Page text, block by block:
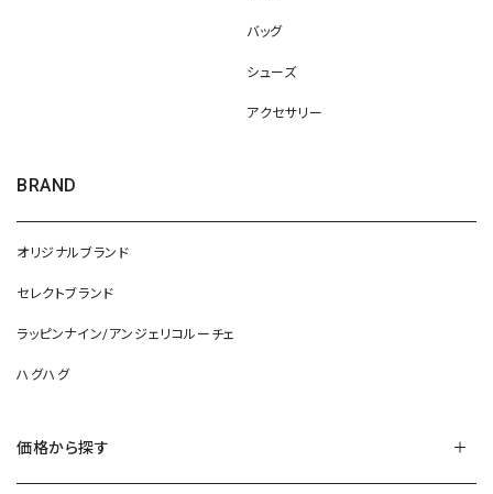
バッグ
シューズ
アクセサリー
BRAND
オリジナルブランド
セレクトブランド
ラッピンナイン/アンジェリコルーチェ
ハグハグ
価格から探す